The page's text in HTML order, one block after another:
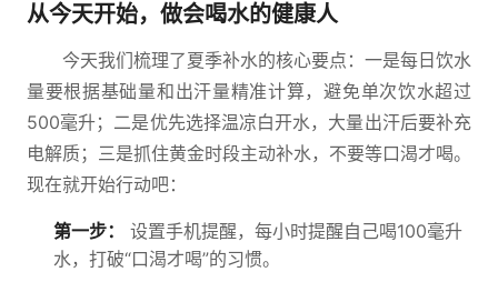
从今天开始，做会喝水的健康人
今天我们梳理了夏季补水的核心要点：一是每日饮水
量要根据基础量和出汗量精准计算，避免单次饮水超过
500毫升；二是优先选择温凉白开水，大量出汗后要补充
电解质；三是抓住黄金时段主动补水，不要等口渴才喝。
现在就开始行动吧：
第一步：
设置手机提醒，每小时提醒自己喝100毫升
水，打破“口渴才喝”的习惯。